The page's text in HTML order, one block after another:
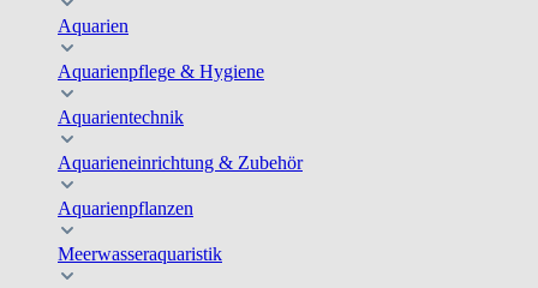
Aquarien
Aquarienpflege & Hygiene
Aquarientechnik
Aquarieneinrichtung & Zubehör
Aquarienpflanzen
Meerwasseraquaristik